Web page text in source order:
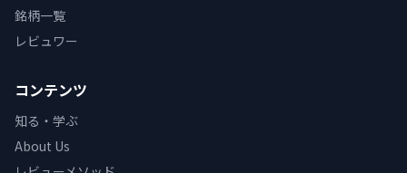
銘柄一覧
レビュワー
コンテンツ
知る・学ぶ
About Us